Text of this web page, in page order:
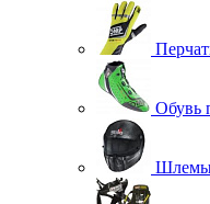
Обувь
Шлемы